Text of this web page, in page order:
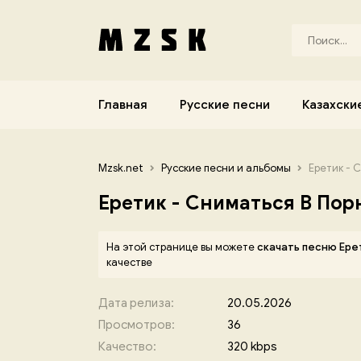
Главная Русские песни
Mzsk.net Русские песни и альбомы Еретик -
Еретик - Сниматься В
На этой странице вы можетескачать песню
качестве
Дата релиза:
20.05.2026
Просмотров:
36
Качество:
320 kbps